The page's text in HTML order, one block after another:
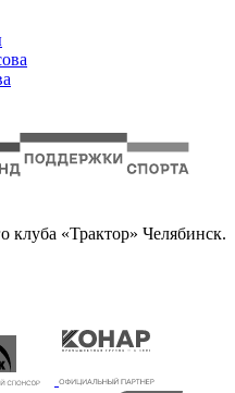
«Трактор» Челябинск.